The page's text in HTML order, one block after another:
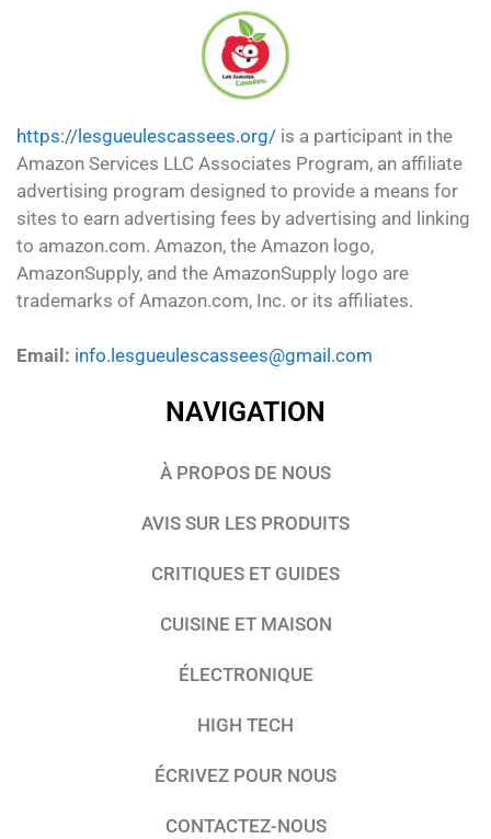
https://lesgueulescassees.org/ is a participant in the
Amazon Services LLC Associates Program, an affiliate
advertising program designed to provide a means for
sites to earn advertising fees by advertising and linking
to amazon.com. Amazon, the Amazon logo,
AmazonSupply, and the AmazonSupply logo are
trademarks of Amazon.com, Inc. or its affiliates.
Email: info.lesgueulescassees@gmail.com
NAVIGATION
À PROPOS DE NOUS
AVIS SUR LES PRODUITS
CRITIQUES ET GUIDES
CUISINE ET MAISON
ÉLECTRONIQUE
HIGH TECH
ÉCRIVEZ POUR NOUS
CONTACTEZ-NOUS